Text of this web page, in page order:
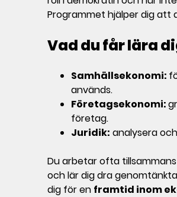
Programmet hjälper dig att
Vad du får lära
Samhällsekonomi:
används.
Företagsekonomi:
företag.
Juridik: analysera
Du arbetar ofta
och lär dig dra
dig för en framtid inom